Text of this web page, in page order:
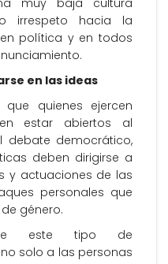
muy baja cultura
irrespeto hacia la
política y en todos
en las ideas
que quienes ejercen
estar abiertos al
debate democrático,
deben dirigirse a
y actuaciones de las
personales que
género.
este tipo de
solo a las personas